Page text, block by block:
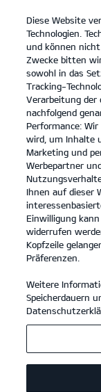
open
menu
KIA APP
Diese Website
Technologien.
und können
Zwecke bitten
sowohl in das
Tracking-
Verarbeitung der
nachfolgend
Performance:
wird, um Inhalte
Marketing und
Werbepartner
Ihnen auf dieser
Einwilligung
widerrufen
Kopfzeile
Präferenzen.
Weitere
Speicherdauern